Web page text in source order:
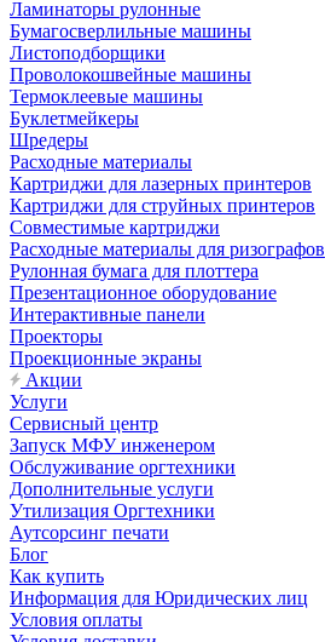
Ламинаторы рулонные
Бумагосверлильные машины
Листоподборщики
Проволокошвейные машины
Термоклеевые машины
Буклетмейкеры
Шредеры
Расходные материалы
Картриджи для лазерных принтеров
Картриджи для струйных принтеров
Совместимые картриджи
Расходные материалы для ризографов
Рулонная бумага для плоттера
Презентационное оборудование
Интерактивные панели
Проекторы
Проекционные экраны
Акции
Услуги
Сервисный центр
Запуск МФУ инженером
Обслуживание оргтехники
Дополнительные услуги
Утилизация Оргтехники
Аутсорсинг печати
Блог
Как купить
Информация для Юридических лиц
Условия оплаты